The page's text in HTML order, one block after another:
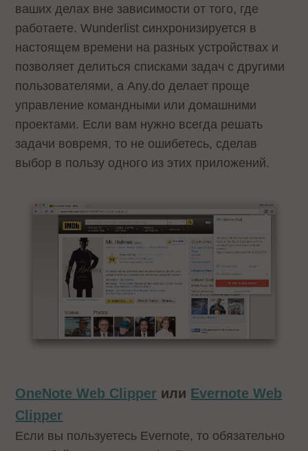
ваших делах вне зависимости от того, где
работаете. Wunderlist синхронизируется в
настоящем времени на разных устройствах и
позволяет делиться списками задач с другими
пользователями, а Any.do делает проще
управление командными или домашними
проектами. Если вам нужно всегда решать
задачи вовремя, то не ошибетесь, сделав
выбор в пользу одного из этих приложений.
OneNote Web Clipper или Evernote Web
Clipper
Если вы пользуетесь Evernote, то обязательно